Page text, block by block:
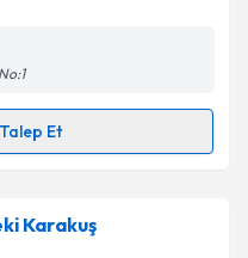
ilişkinAydınlatma
ediyorum.
Et
randevu takvimi talebi
almanız için bir
Karakuş